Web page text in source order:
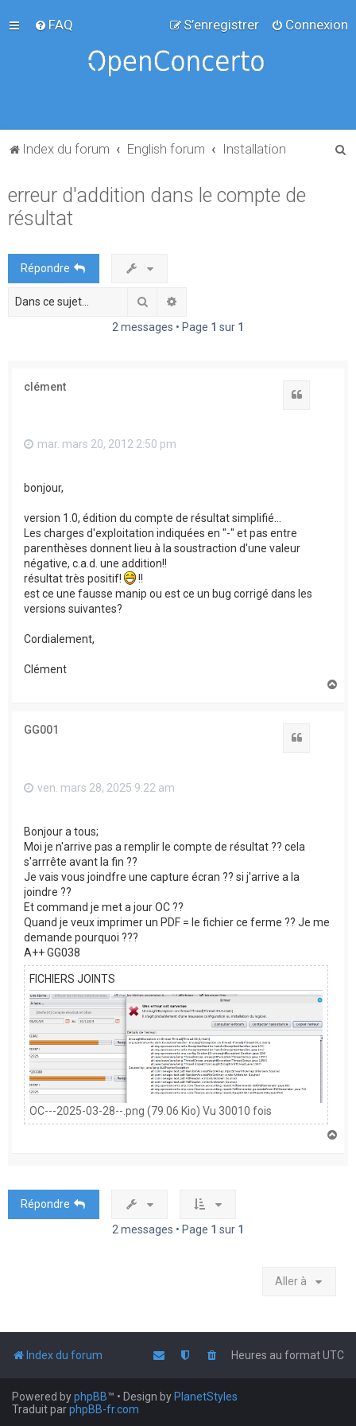
FAQ Connexion
S’enregistrer
Index du forum English forum Installation
erreur d'addition dans le compte de
résultat
Répondre
Rechercher
2 messages • Page 1 sur 1
clément
mar. mars 20, 2012 2:50 pm
bonjour,
version 1.0, édition du compte de résultat simplifié...
Les charges d'exploitation indiquées en "-" et pas entre
parenthèses donnent lieu à la soustraction d'une valeur
négative, c.a.d. une addition!!
résultat très positif!
!!
est ce une fausse manip ou est ce un bug corrigé dans les
versions suivantes?
Cordialement,
Clément
GG001
ven. mars 28, 2025 9:22 am
Bonjour a tous;
Moi je n'arrive pas a remplir le compte de résultat ?? cela
s'arrrête avant la fin ??
Je vais vous joindfre une capture écran ?? si j'arrive a la
joindre ??
Et command je met a jour OC ??
Quand je veux imprimer un PDF = le fichier ce ferme ?? Je me
demande pourquoi ???
A++ GG038
FICHIERS JOINTS
OC---2025-03-28--.png (79.06 Kio) Vu 30010 fois
Répondre
2 messages • Page 1 sur 1
Aller à
Index du forum Heures au formatUTC
Powered byphpBB™ • Design byPlanetStyles
Traduit parphpBB-fr.com